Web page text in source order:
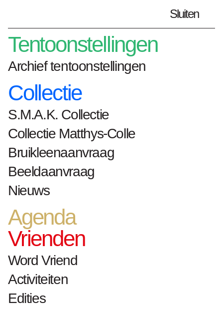
nl
Sluiten
Tentoonstellingen
Archief tentoonstellingen
Collectie
S.M.A.K. Collectie
Collectie Matthys-Colle
Bruikleenaanvraag
Beeldaanvraag
Nieuws
Agenda
Vrienden
Word Vriend
Activiteiten
Edities
Home
Bookshop
Jonge Spaanse Kunst
Jonge Spaanse
Kunst